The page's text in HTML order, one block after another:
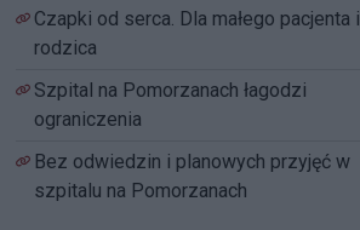
Czapki od serca. Dla małego pacjenta i
rodzica
Szpital na Pomorzanach łagodzi
ograniczenia
Bez odwiedzin i planowych przyjęć w
szpitalu na Pomorzanach